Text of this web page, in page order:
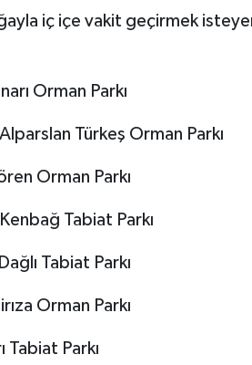
iç içe vakit geçirmek
Orman Parkı
Türkeş Orman Parkı
Orman Parkı
Tabiat Parkı
Tabiat Parkı
Orman Parkı
Tabiat Parkı